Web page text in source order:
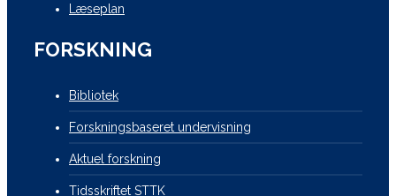
Læseplan
FORSKNING
Bibliotek
Forskningsbaseret undervisning
Aktuel forskning
Tidsskriftet STTK